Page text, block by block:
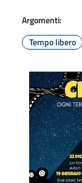
Argomenti:
Tempo libero